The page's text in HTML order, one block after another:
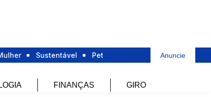
Sustentável Pet Anuncie
FINANÇAS GIRO